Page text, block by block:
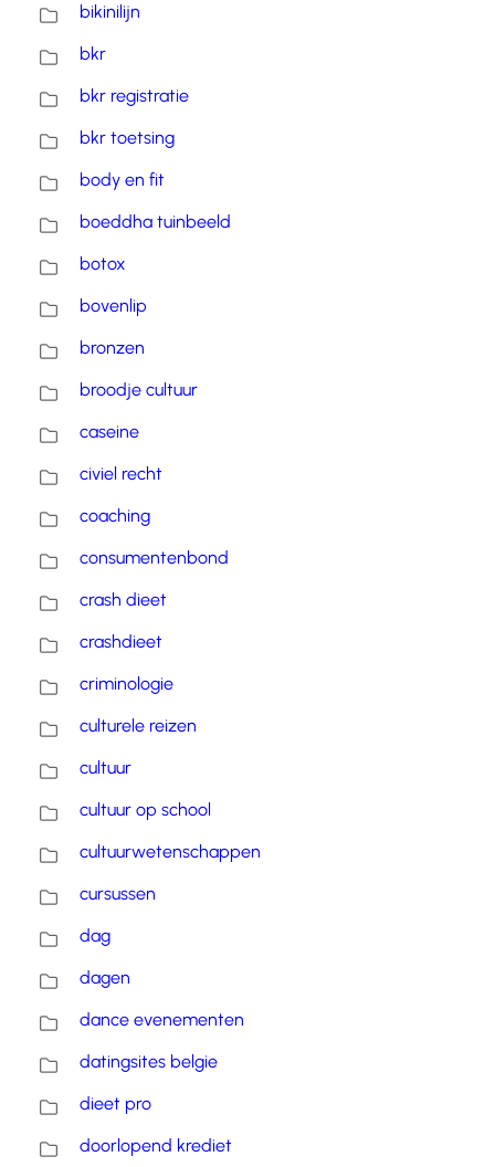
bikinilijn
bkr
bkr registratie
bkr toetsing
body en fit
boeddha tuinbeeld
botox
bovenlip
bronzen
broodje cultuur
caseine
civiel recht
coaching
consumentenbond
crash dieet
crashdieet
criminologie
culturele reizen
cultuur
cultuur op school
cultuurwetenschappen
cursussen
dag
dagen
dance evenementen
datingsites belgie
dieet pro
doorlopend krediet